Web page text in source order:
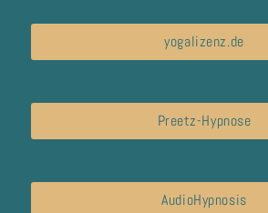
yogalizenz.de
Preetz-Hypnose
AudioHypnosis